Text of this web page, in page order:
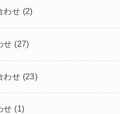
わせ (2)
せ (27)
わせ (23)
せ (1)